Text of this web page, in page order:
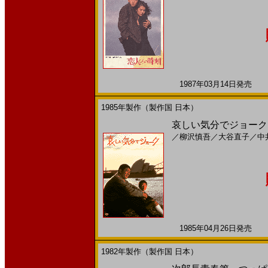
1987年03月14日発売
1985年製作（製作国 日本）
哀しい気分でジョー
／柳沢慎吾／ 大谷直子／中
1985年04月26日発売
1982年製作（製作国 日本）